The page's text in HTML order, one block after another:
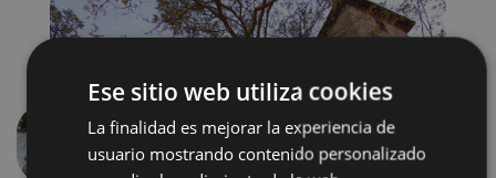
Aurrekoa
Ese sitio web utiliza cookies
La finalidad es mejorar la experiencia de
usuario mostrando contenido personalizado